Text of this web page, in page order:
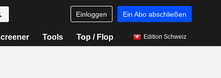
Einloggen Ein Abo abschließen
Tools Top / Flop Edition Schweiz